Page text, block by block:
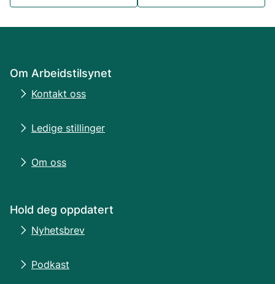
Om Arbeidstilsynet
Kontakt oss
Ledige stillinger
Om oss
Hold deg oppdatert
Nyhetsbrev
Podkast